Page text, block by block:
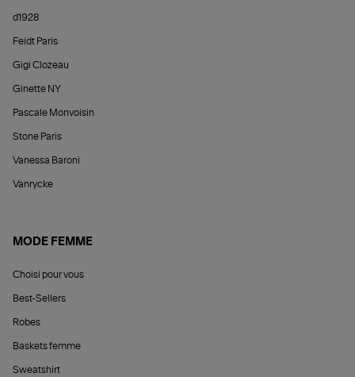
d1928
Feidt Paris
Gigi Clozeau
Ginette NY
Pascale Monvoisin
Stone Paris
Vanessa Baroni
Vanrycke
MODE FEMME
Choisi pour vous
Best-Sellers
Robes
Baskets femme
Sweatshirt